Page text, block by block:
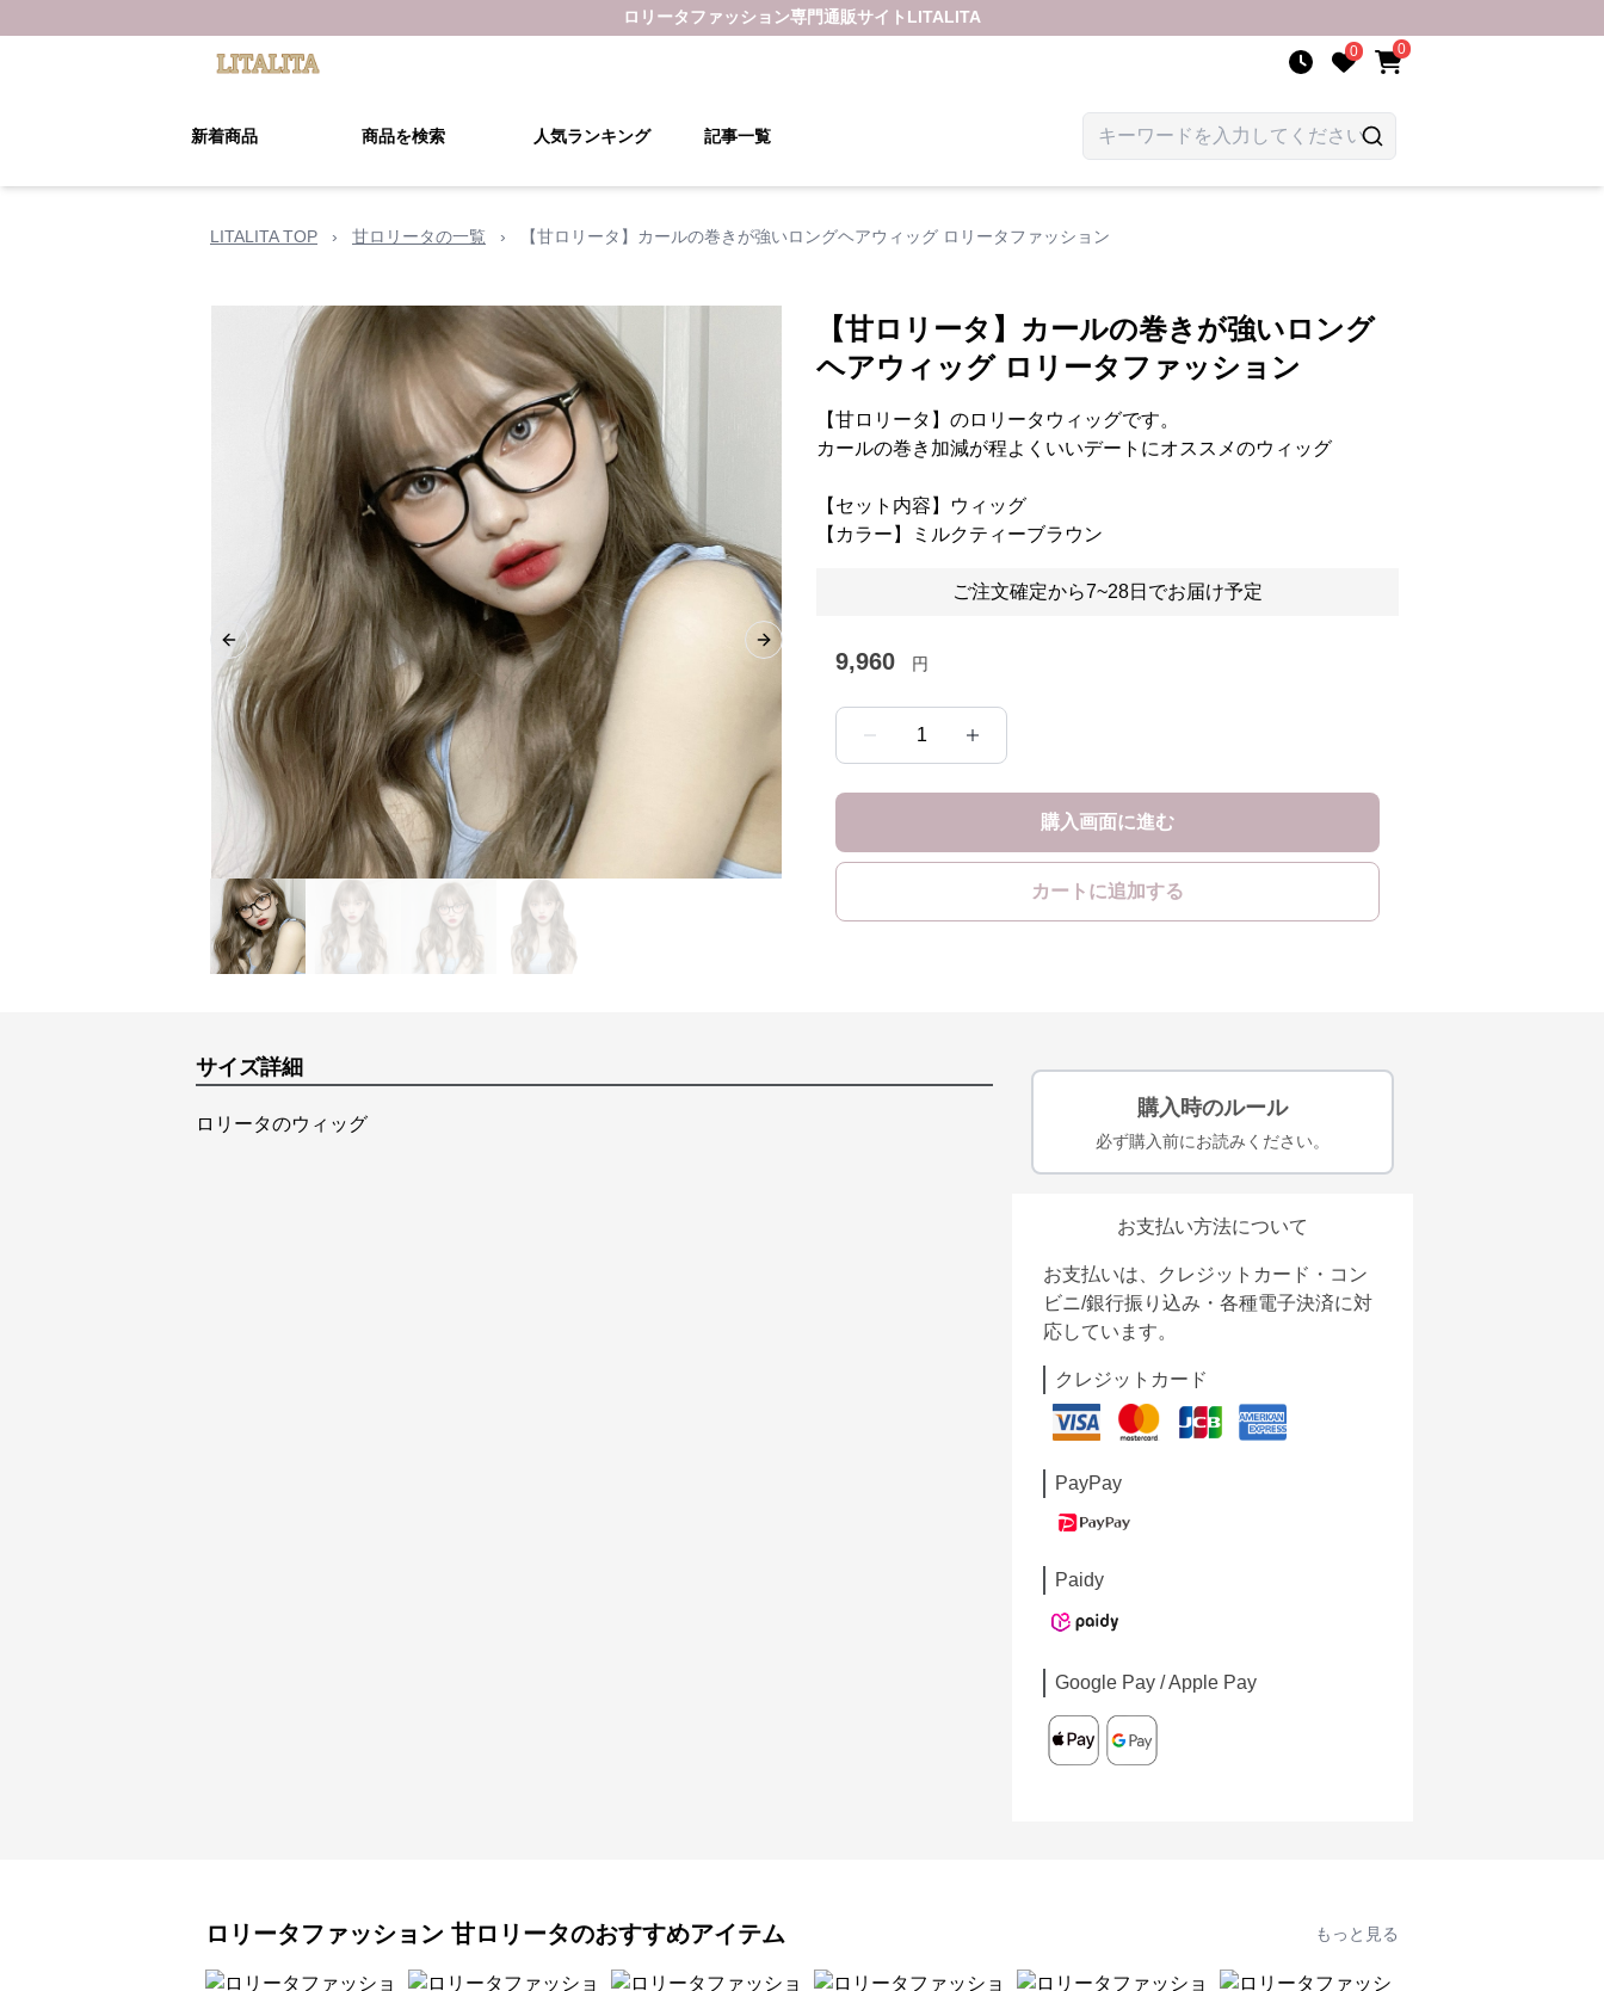
ロリータファッション専門通販サイト LITALITA
0 0
新着商品 商品を検索 人気ランキング 記事一覧
LITALITA TOP › 甘ロリータの一覧 › 【甘ロリータ】カールの巻きが強いロングヘアウィッグ ロリータファッション
Previous slide Next slide
【甘ロリータ】カールの巻きが強いロング
ヘアウィッグ ロリータファッション
【甘ロリータ】のロリータウィッグです。
カールの巻き加減が程よくいいデートにオススメのウィッグ
【セット内容】ウィッグ
【カラー】ミルクティーブラウン
ご注文確定から7~28日でお届け予定
9,960 円
1
購入画面に進む
カートに追加する
サイズ詳細
ロリータのウィッグ
購入時のルール
必ず購入前にお読みください。
お支払い方法について
お支払いは、クレジットカード・コン
ビニ/銀行振り込み・各種電子決済に対
応しています。
クレジットカード
PayPay
Paidy
Google Pay / Apple Pay
ロリータファッション 甘ロリータのおすすめアイテム もっと見る